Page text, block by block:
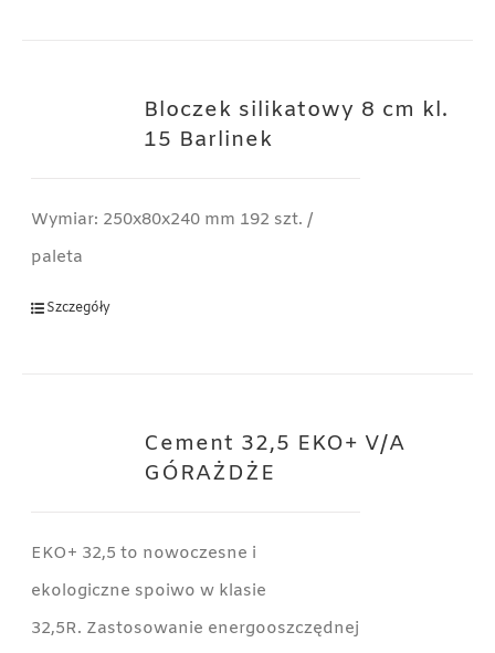
Bloczek silikatowy 8 cm kl.
15 Barlinek
Wymiar: 250x80x240 mm 192 szt. /
paleta
Szczegóły
Cement 32,5 EKO+ V/A
GÓRAŻDŻE
EKO+ 32,5 to nowoczesne i
ekologiczne spoiwo w klasie
32,5R. Zastosowanie energooszczędnej